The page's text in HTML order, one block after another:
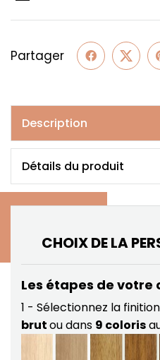
Partager
Description
CHOIX DE LA
Les étapes de votre
1 - Sélectionnez la finition
brutou dans 9 coloris
Détails du produit